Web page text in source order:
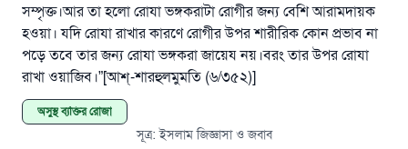
সম্পৃক্ত।আর তা হলো রোযা ভঙ্গকরাটা রোগীর জন্য বেশি আরামদায়ক
হওয়া। যদি রোযা রাখার কারণে রোগীর উপর শারীরিক কোন প্রভাব না
পড়ে তবে তার জন্য রোযা ভঙ্গকরা জায়েয নয়।বরং তার উপর রোযা
রাখা ওয়াজিব।”[আশ্‌-শারহুলমুমতি (৬/৩৫২)]
অসুস্থ ব্যক্তির রোজা
সূত্র:ইসলাম জিজ্ঞাসা ও জবাব